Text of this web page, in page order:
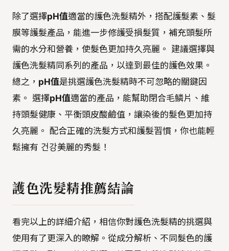
除了選擇pH值適當的護色洗髮精外，搭配護髮素、髮
膜等護髮產品，能進一步修護受損髮質，補充頭髮所
需的水分和營養，使髮色更加持久亮麗。 建議選擇與
護色洗髮精同系列的產品，以達到最佳的護色效果。
總之， pH值是挑選護色洗髮精時不可忽略的關鍵因
素。 選擇pH值適當的產品，能幫助閉合毛鱗片、維
持頭髮健康、平衡頭皮酸鹼值，讓染後的髮色更加持
久亮麗。 配合正確的洗髮方式和護髮習慣，你也能輕
鬆擁有 건강美麗的秀髮！
護色洗髮精推薦結論
看完以上的詳細介紹，相信你對護色洗髮精的挑選與
使用有了更深入的瞭解。從成分解析、不同髮色的護